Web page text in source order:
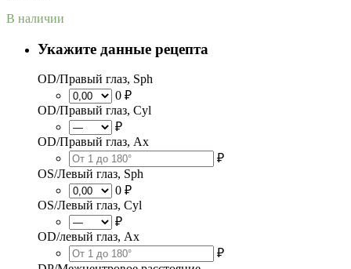
В наличии
Укажите данные рецепта
OD/Правый глаз, Sph
0 ₽
OD/Правый глаз, Cyl
₽
OD/Правый глаз, Ax
₽
OS/Левый глаз, Sph
0 ₽
OS/Левый глаз, Cyl
₽
OD/левый глаз, Ax
₽